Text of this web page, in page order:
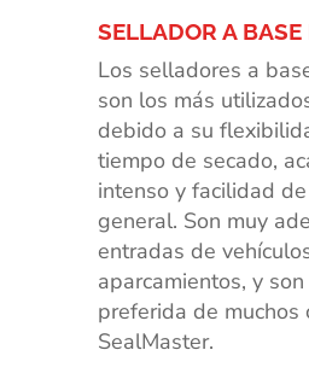
SELLADOR A BASE
Los selladores a
son los más
debido a su
tiempo de secado,
intenso y facilidad
general. Son muy
entradas de
aparcamientos, y
preferida de muchos
SealMaster.